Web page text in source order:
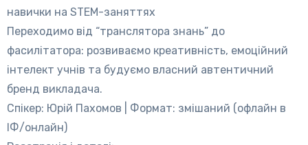
навички на STEM-заняттях
Переходимо від “транслятора знань” до
фасилітатора: розвиваємо креативність, емоційний
інтелект учнів та будуємо власний автентичний
бренд викладача.
Спікер: Юрій Пахомов | Формат: змішаний (офлайн в
ІФ/онлайн)